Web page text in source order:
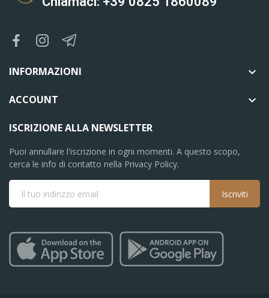
INFORMAZIONI 
ACCOUNT 
ISCRIZIONE ALLA NEWSLETTER
Puoi annullare l'iscrizione in ogni momenti. A questo scopo,
cerca le info di contatto nella Privacy Policy.
Iscriviti